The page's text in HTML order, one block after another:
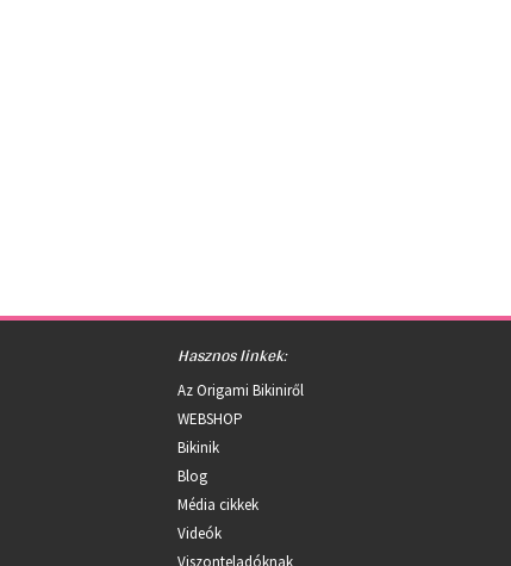
Hasznos linkek:
Az Origami Bikiniről
WEBSHOP
Bikinik
Blog
Média cikkek
Videók
Viszonteladóknak